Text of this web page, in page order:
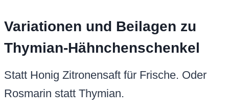
Variationen und Beilagen zu
Thymian-Hähnchenschenkel
Statt Honig Zitronensaft für Frische. Oder
Rosmarin statt Thymian.